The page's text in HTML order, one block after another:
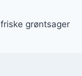
grøntsager